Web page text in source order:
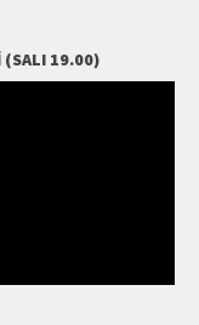
(SALI 19.00)